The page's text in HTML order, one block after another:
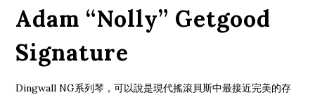
Adam “Nolly” Getgood
Signature
Dingwall NG系列琴，可以說是現代搖滾貝斯中最接近完美的存